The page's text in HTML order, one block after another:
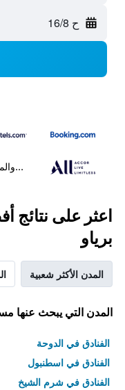
ح 16/8
اعثر على نتائج
برياو
المدن الأكثر شعبية
المدن التي يبحث عنها
الفنادق في الدوحة
الفنادق في اسطنبول
الفنادق في شرم الشيخ